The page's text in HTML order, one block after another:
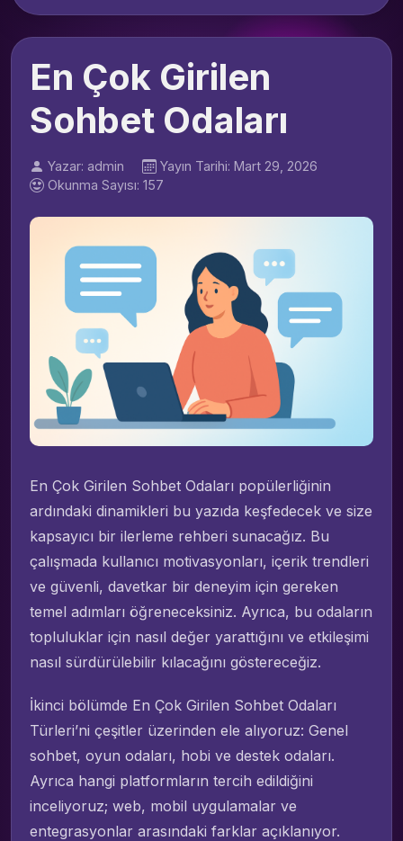
En Çok Girilen
Sohbet Odaları
Yazar: admin
Yayın Tarihi: Mart 29, 2026
Okunma Sayısı: 157
En Çok Girilen Sohbet Odaları popülerliğinin
ardındaki dinamikleri bu yazıda keşfedecek ve size
kapsayıcı bir ilerleme rehberi sunacağız. Bu
çalışmada kullanıcı motivasyonları, içerik trendleri
ve güvenli, davetkar bir deneyim için gereken
temel adımları öğreneceksiniz. Ayrıca, bu odaların
topluluklar için nasıl değer yarattığını ve etkileşimi
nasıl sürdürülebilir kılacağını göstereceğiz.
İkinci bölümde En Çok Girilen Sohbet Odaları
Türleri’ni çeşitler üzerinden ele alıyoruz: Genel
sohbet, oyun odaları, hobi ve destek odaları.
Ayrıca hangi platformların tercih edildiğini
inceliyoruz; web, mobil uygulamalar ve
entegrasyonlar arasındaki farklar açıklanıyor.